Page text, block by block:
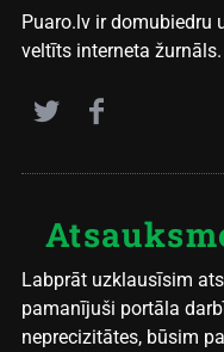
Puaro.lv ir domubiedru
veltīts interneta žurnāls.
Labprāt uzklausīsim
pamanījuši portāla
neprecizitātes, būsim